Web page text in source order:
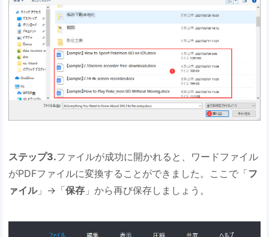
ステップ3.ファイルが成功に開かれると、ワードファイル
がPDFファイルに変換することができました。ここで「フ
ァイル」→「保存 」から再び保存しましょう。